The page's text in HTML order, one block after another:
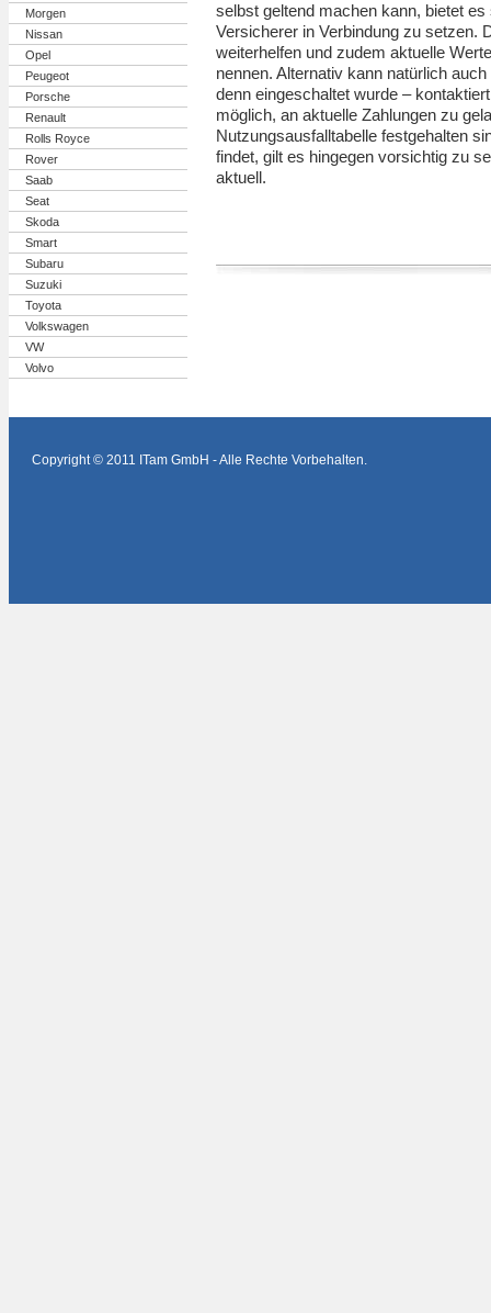
Morgen
Nissan
Opel
Peugeot
Porsche
Renault
Rolls Royce
Rover
Saab
Seat
Skoda
Smart
Subaru
Suzuki
Toyota
Volkswagen
VW
Volvo
selbst geltend machen kann, bietet
Versicherer in Verbindung zu setzen.
weiterhelfen und zudem aktuelle
nennen. Alternativ kann natürlich
denn eingeschaltet wurde –
möglich, an aktuelle Zahlungen zu
Nutzungsausfalltabelle festgehalten
findet, gilt es hingegen vorsichtig zu
aktuell.
Copyright © 2011 ITam GmbH - Alle Rechte Vorbehalten.